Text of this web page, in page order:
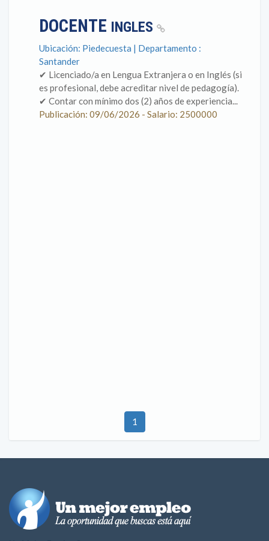
DOCENTE INGLES
Ubicación: Piedecuesta | Departamento :
Santander
✔ Licenciado/a en Lengua Extranjera o en Inglés (si
es profesional, debe acreditar nivel de pedagogía).
✔ Contar con mínimo dos (2) años de experiencia...
Publicación: 09/06/2026 - Salario: 2500000
1